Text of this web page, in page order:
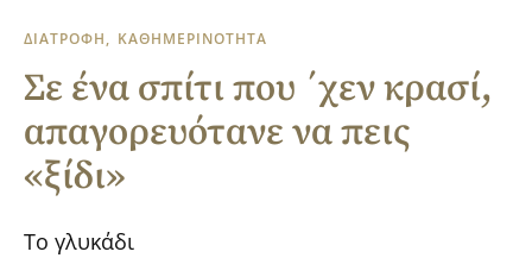
ΔΙΑΤΡΟΦΗ ΚΑΘΗΜΕΡΙΝΟΤΗΤΑ
Σε ένα σπίτι που ΄χεν κρασί,
απαγορευότανε να πεις
«ξίδι»
Το γλυκάδι